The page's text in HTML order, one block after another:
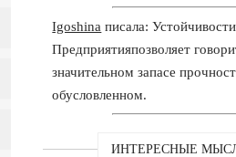
Igoshina писала: Устойчивости
Предприятияпозволяет
значительном запасе
обусловленном.
ИНТЕРЕСНЫЕ